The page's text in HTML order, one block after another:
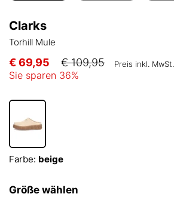
Clarks
Torhill Mule
€ 69,95 € 109,95 Preis inkl. MwSt.
Sie sparen 36%
Farbe: beige
Größe wählen